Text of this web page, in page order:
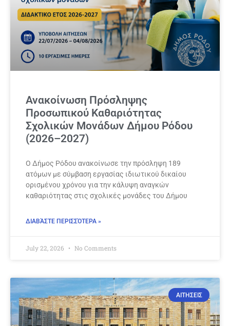
Ανακοίνωση Πρόσληψης
Προσωπικού Καθαριότητας
Σχολικών Μονάδων Δήμου Ρόδου
(2026–2027)
Ο Δήμος Ρόδου ανακοίνωσε την πρόσληψη 189
ατόμων με σύμβαση εργασίας ιδιωτικού δικαίου
ορισμένου χρόνου για την κάλυψη αναγκών
καθαριότητας στις σχολικές μονάδες του Δήμου
ΔΙΑΒΆΣΤΕ ΠΕΡΙΣΣΌΤΕΡΑ »
July 22, 2026 No Comments
ΑΙΤΗΣΕΙΣ